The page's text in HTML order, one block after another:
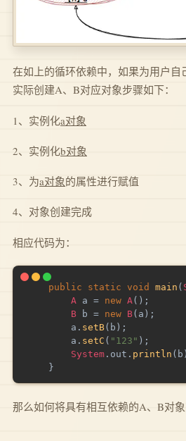
在如上的循环依赖中，如果为用户自
实际创建A、B对应对象步骤如下：
1、实例化a对象
2、实例化b对象
3、为a对象的属性进行赋值
4、对象创建完成
相应代码为：
public static void main (
A a = new A ( ) ;
B b = new B( a ) ;
		a
. setB( b ) ;
		a
. setC ( "123" ) ;
System . out . println ( b )
}
那么如何将具有相互依赖的A、B对象